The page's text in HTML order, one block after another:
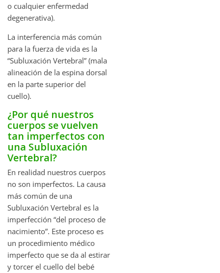
o cualquier enfermedad
degenerativa).
La interferencia más común
para la fuerza de vida es la
“Subluxación Vertebral” (mala
alineación de la espina dorsal
en la parte superior del
cuello).
¿Por qué nuestros
cuerpos se vuelven
tan imperfectos con
una Subluxación
Vertebral?
En realidad nuestros cuerpos
no son imperfectos. La causa
más común de una
Subluxación Vertebral es la
imperfección “del proceso de
nacimiento”. Este proceso es
un procedimiento médico
imperfecto que se da al estirar
y torcer el cuello del bebé